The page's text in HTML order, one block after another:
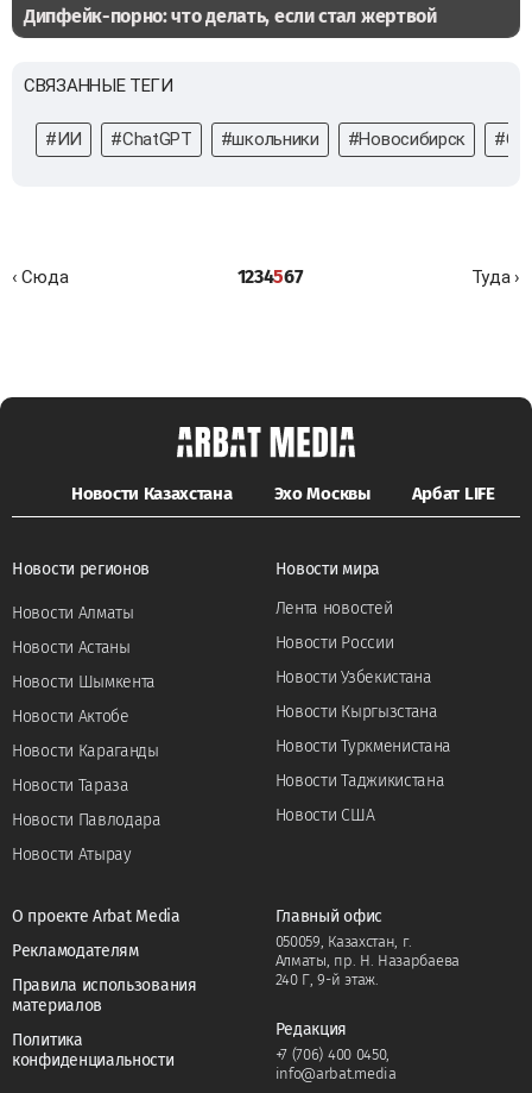
Дипфейк-порно: что делать, если стал жертвой
СВЯЗАННЫЕ ТЕГИ
#ИИ #ChatGPT #школьники #Новосибирск
‹ Сюда 1234567 Туда ›
Новости Казахстана Эхо Москвы Арбат LIFE
Новости регионов
Новости Алматы
Новости Астаны
Новости Шымкента
Новости Актобе
Новости Караганды
Новости Тараза
Новости Павлодара
Новости Атырау
Новости мира
Лента новостей
Новости России
Новости Узбекистана
Новости Кыргызстана
Новости Туркменистана
Новости Таджикистана
Новости США
О проекте Arbat Media
Рекламодателям
Правила использования
материалов
Политика
конфиденциальности
Главный офис
050059, Казахстан, г.
Алматы, пр. Н. Назарбаева
240 Г, 9-й этаж.
Редакция
+7 (706) 400 0450,
info@arbat.media